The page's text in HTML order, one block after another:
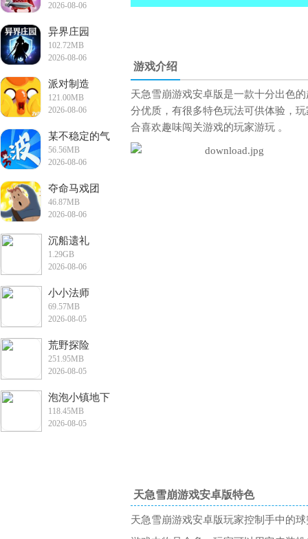
2026-08-06
异界庄园
102.72MB
2026-08-06
派对制造
121.00MB
2026-08-06
某不稳定的气
功波
56.56MB
2026-08-06
夺命马戏团
46.87MB
2026-08-06
沉船遗礼
1.29GB
2026-08-06
小小法师
69.57MB
2026-08-05
荒野探险
251.95MB
2026-08-05
泡泡小镇地下
城大冒险
118.45MB
2026-08-05
游戏介绍
天急雪崩游戏安卓版是一款十分出色
分优质，有很多特色玩法可供体验，
合喜欢趣味闯关游戏的玩家游玩 。
天急雪崩游戏安卓版特色
天急雪崩游戏安卓版玩家控制手中的